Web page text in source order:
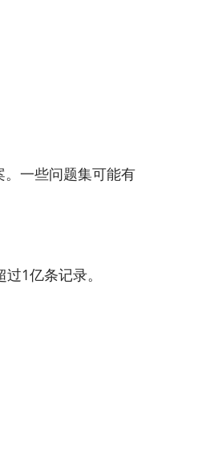
一些问题集可能有
1亿条记录。